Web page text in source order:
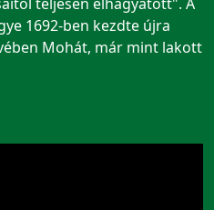
1692-ben kezdte újra
Mohát, már mint lakott